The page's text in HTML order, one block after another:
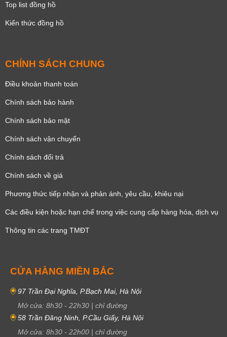
Top list đồng hồ
Kiến thức đồng hồ
CHÍNH SÁCH CHUNG
Điều khoản thanh toán
Chính sách bảo hành
Chính sách bảo mật
Chính sách vận chuyển
Chính sách đổi trả
Chính sách về giá
Phương thức tiếp nhận và phản ánh, yêu cầu, khiêu nại
Các điều kiện hoặc hạn chế trong việc cung cấp hàng hóa, dịch vụ
Thông tin các trang TMĐT
CỬA HÀNG MIỀN BẮC
97 Trần Đại Nghĩa, P.Bạch Mai, Hà Nội
Mở cửa: 8h30 - 22h30 | chỉ đường
58 Trần Đăng Ninh, P.Cầu Giấy, Hà Nội
Mở cửa: 8h30 - 22h00 | chỉ đường